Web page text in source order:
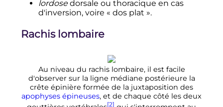
lordosedorsale ou thoracique en cas
d'inversion, voire « dos plat ».
Rachis lombaire
Au niveau du rachis lombaire, il est facile
d'observer sur la ligne médiane postérieure la
crête épinière formée de la juxtaposition des
apophyses épineuses, et de chaque côté les deux
[2]